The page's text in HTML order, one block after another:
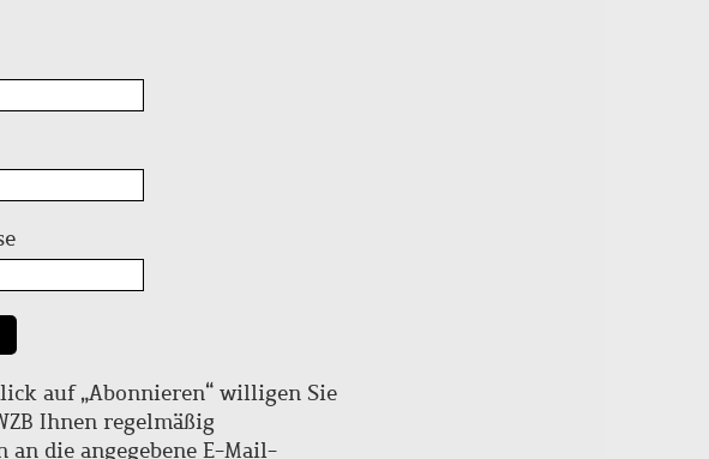
auf „Abonnieren“ willigen Sie
Ihnen regelmäßig
die angegebene E-Mail-